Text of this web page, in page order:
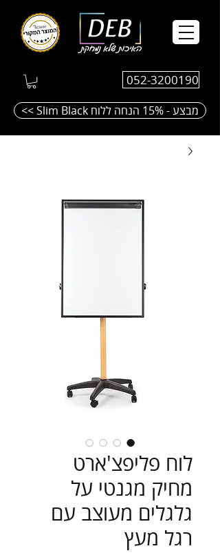
052-3200190
<< Slim Black מבצע - 15% הנחה ללוח
לוח פליפצ'ארט
מחיק מגנטי על
גלגלים מעוצב עם
רגל מעץ